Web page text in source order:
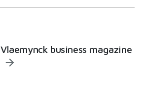
Vlaemynck business magazine